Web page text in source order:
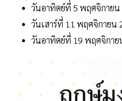
วันอาทิตย์ที่ 5 พฤศจิกายน
วันเสาร์ที่ 11 พฤศจิกายน
วันอาทิตย์ที่ 19 พฤศจิกาย